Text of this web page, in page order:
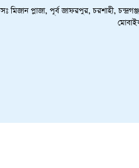
মিজান প্লাজা, পূর্ব জাফরপুর, চরশাহী,